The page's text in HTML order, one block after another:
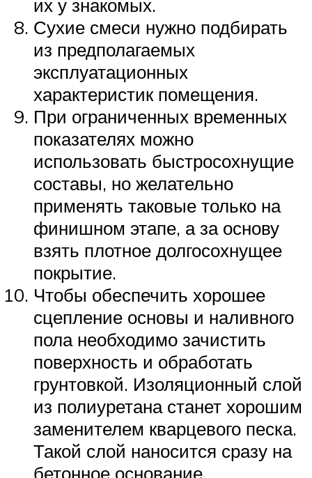
их у знакомых.
Сухие смеси нужно подбирать
из предполагаемых
эксплуатационных
характеристик помещения.
При ограниченных временных
показателях можно
использовать быстросохнущие
составы, но желательно
применять таковые только на
финишном этапе, а за основу
взять плотное долгосохнущее
покрытие.
Чтобы обеспечить хорошее
сцепление основы и наливного
пола необходимо зачистить
поверхность и обработать
грунтовкой. Изоляционный слой
из полиуретана станет хорошим
заменителем кварцевого песка.
Такой слой наносится сразу на
бетонное основание.